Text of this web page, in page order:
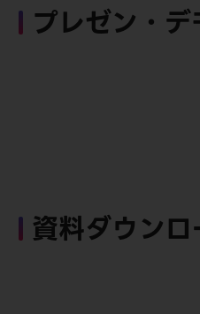
プレゼン・
資料ダウンロ